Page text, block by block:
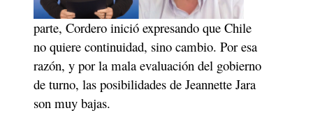
parte, Cordero inició expresando que Chile
no quiere continuidad, sino cambio. Por esa
razón, y por la mala evaluación del gobierno
de turno, las posibilidades de Jeannette Jara
son muy bajas.